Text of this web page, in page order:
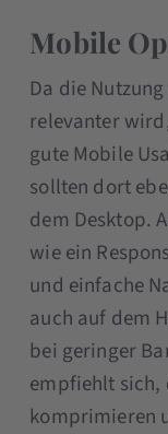
Mobile
Da die
relevanter
gute Mobile
sollten dort
dem Desktop.
wie ein
und einfache
auch auf dem
bei geringer
empfiehlt sich,
komprimieren